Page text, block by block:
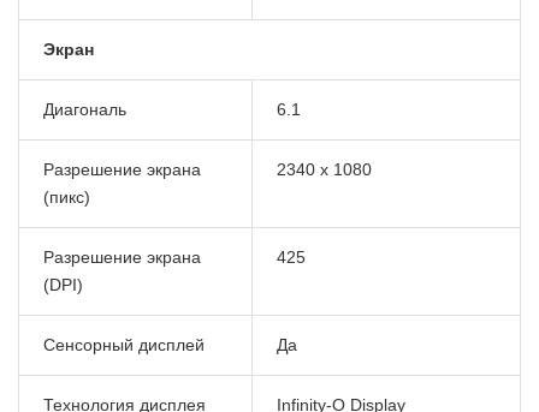
Экран
Диагональ 6.1
Разрешение экрана
(пикс)
2340 x 1080
Разрешение экрана
(DPI)
425
Сенсорный дисплей Да
Технология дисплея Infinity-O Display